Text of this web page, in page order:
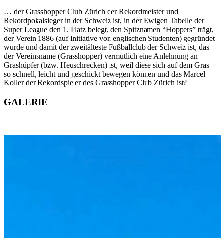
… der Grasshopper Club Zürich der Rekordmeister und
Rekordpokalsieger in der Schweiz ist, in der Ewigen Tabelle der
Super League den 1. Platz belegt, den Spitznamen “Hoppers” trägt,
der Verein 1886 (auf Initiative von englischen Studenten) gegründet
wurde und damit der zweitälteste Fußballclub der Schweiz ist, das
der Vereinsname (Grasshopper) vermutlich eine Anlehnung an
Grashüpfer (bzw. Heuschrecken) ist, weil diese sich auf dem Gras
so schnell, leicht und geschickt bewegen können und das Marcel
Koller der Rekordspieler des Grasshopper Club Zürich ist?
GALERIE